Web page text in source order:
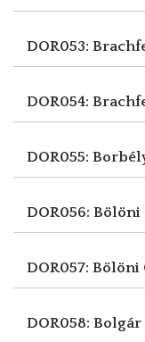
DOR053:
DOR054:
DOR055:
DOR056: Bölöni
DOR057: Bölöni
DOR058: Bolgár